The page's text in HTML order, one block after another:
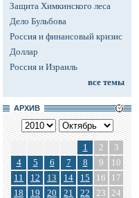
Защита Химкинского леса
Дело Бульбова
Россия и финансовый кризис
Доллар
Россия и Израиль
все темы
АРХИВ
1 2
3
4
5 6 7 8 9
10
11
12 13 14 15 16
17
18
19 20 21 22 23 24